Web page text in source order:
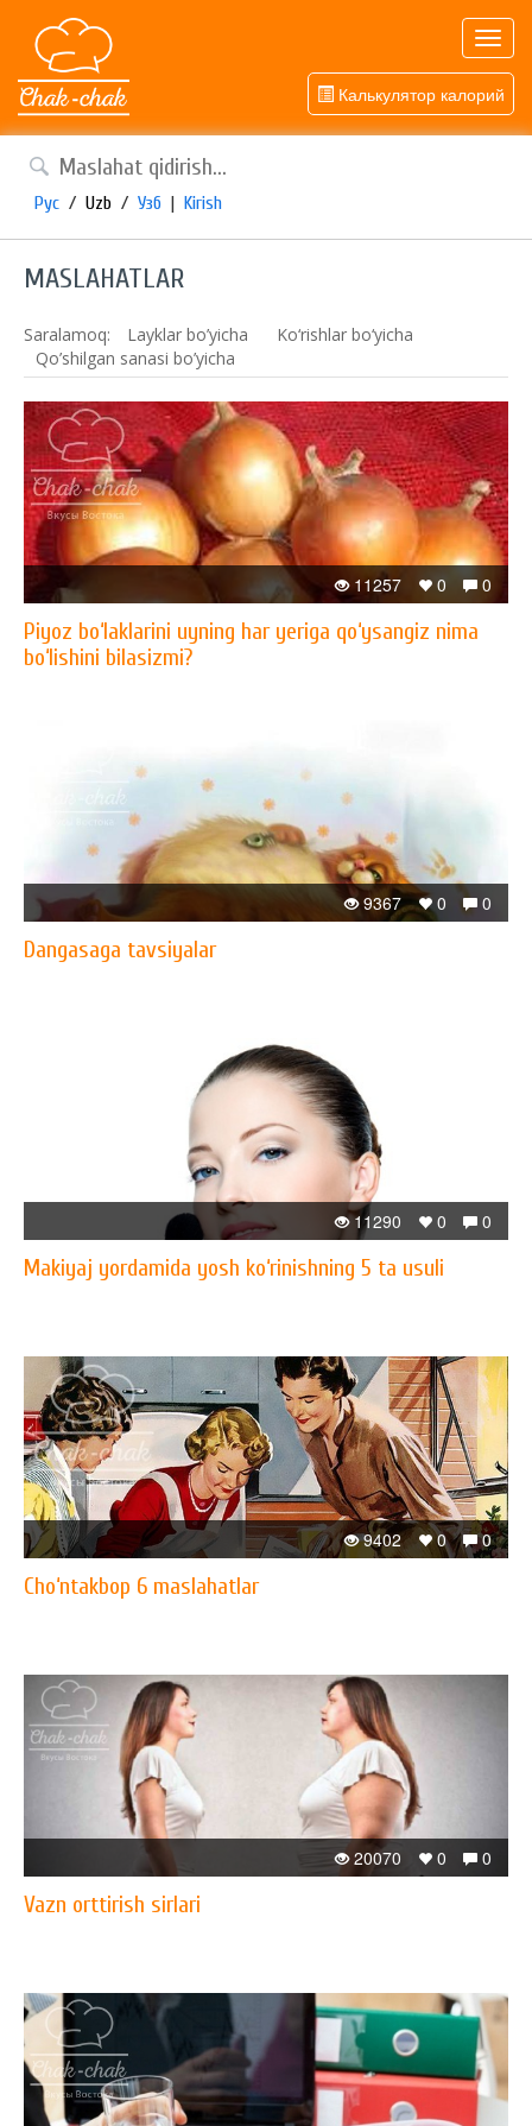
Калькулятор калорий
Рус / Uzb / Узб | Kirish
MASLAHATLAR
Saralamoq: Layklar bo’yicha
Ko‘rishlar bo‘yicha
Qo’shilgan sanasi bo’yicha
0
0
11257
Piyoz bo‘laklarini uyning har yeriga qo‘ysangiz nima
bo‘lishini bilasizmi?
0
0
9367
Dangasaga tavsiyalar
0
0
11290
Makiyaj yordamida yosh ko‘rinishning 5 ta usuli
0
0
9402
Cho‘ntakbop 6 maslahatlar
0
0
20070
Vazn orttirish sirlari